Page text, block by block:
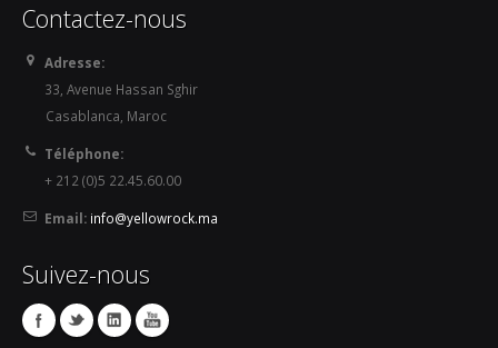
Contactez-nous
Adresse:
33, Avenue Hassan Sghir
Casablanca, Maroc
Téléphone:
+ 212 (0)5 22.45.60.00
Email: info@yellowrock.ma
Suivez-nous